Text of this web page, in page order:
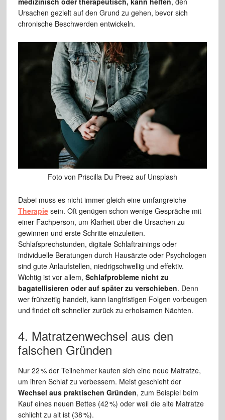
Ursachen gezielt auf den Grund zu gehen, bevor sich
chronische Beschwerden entwickeln.
Foto von Priscilla Du Preez ­auf Unsplash
Dabei muss es nicht immer gleich eine umfangreiche
Therapiesein. Oft genügen schon wenige Gespräche mit
einer Fachperson, um Klarheit über die Ursachen zu
gewinnen und erste Schritte einzuleiten.
Schlafsprechstunden, digitale Schlaftrainings oder
individuelle Beratungen durch Hausärzte oder Psychologen
sind gute Anlaufstellen, niedrigschwellig und effektiv.
Wichtig ist vor allem, Schlafprobleme nicht zu
bagatellisieren oder auf später zu verschieben. Denn
wer frühzeitig handelt, kann langfristigen Folgen vorbeugen
und findet oft schneller zurück zu erholsamen Nächten.
4. Matratzenwechsel aus den
falschen Gründen
Nur 22 % der Teilnehmer kaufen sich eine neue Matratze,
um ihren Schlaf zu verbessern. Meist geschieht der
Wechsel aus praktischen Gründen, zum Beispiel beim
Kauf eines neuen Bettes (42 %) oder weil die alte Matratze
schlicht zu alt ist (38 %).